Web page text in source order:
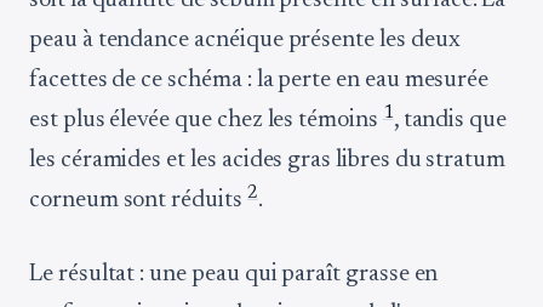
peau à tendance acnéique présente les deux
facettes de ce schéma : la perte en eau mesurée
est plus élevée que chez les témoins 1, tandis que
les céramides et les acides gras libres du stratum
corneum sont réduits 2.
Le résultat : une peau qui paraît grasse en